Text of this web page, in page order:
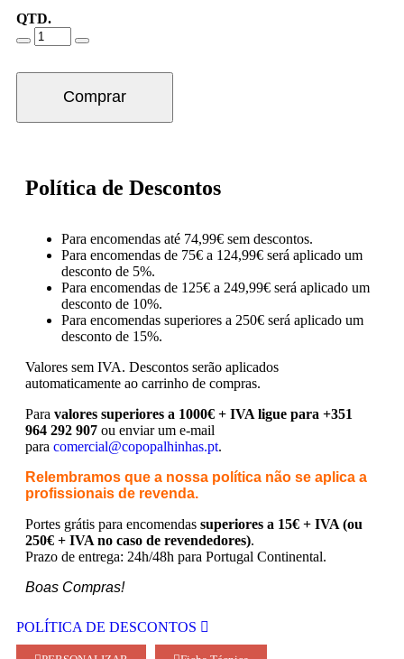
QTD.
Comprar
Política de Descontos
Para encomendas até 74,99€ sem descontos.
Para encomendas de 75€ a 124,99€ será aplicado um
desconto de 5%.
Para encomendas de 125€ a 249,99€ será aplicado um
desconto de 10%.
Para encomendas superiores a 250€ será aplicado um
desconto de 15%.
Valores sem IVA. Descontos serão aplicados
automaticamente ao carrinho de compras.
Para valores superiores a 1000€ + IVA ligue para +351
964 292 907 ou enviar um e-mail
para comercial@copopalhinhas.pt.
Relembramos que a nossa política não se aplica a
profissionais de revenda.
Portes grátis para encomendas superiores a 15€ + IVA (ou
250€ + IVA no caso de revendedores).
Prazo de entrega: 24h/48h para Portugal Continental.
Boas Compras!
POLÍTICA DE DESCONTOS